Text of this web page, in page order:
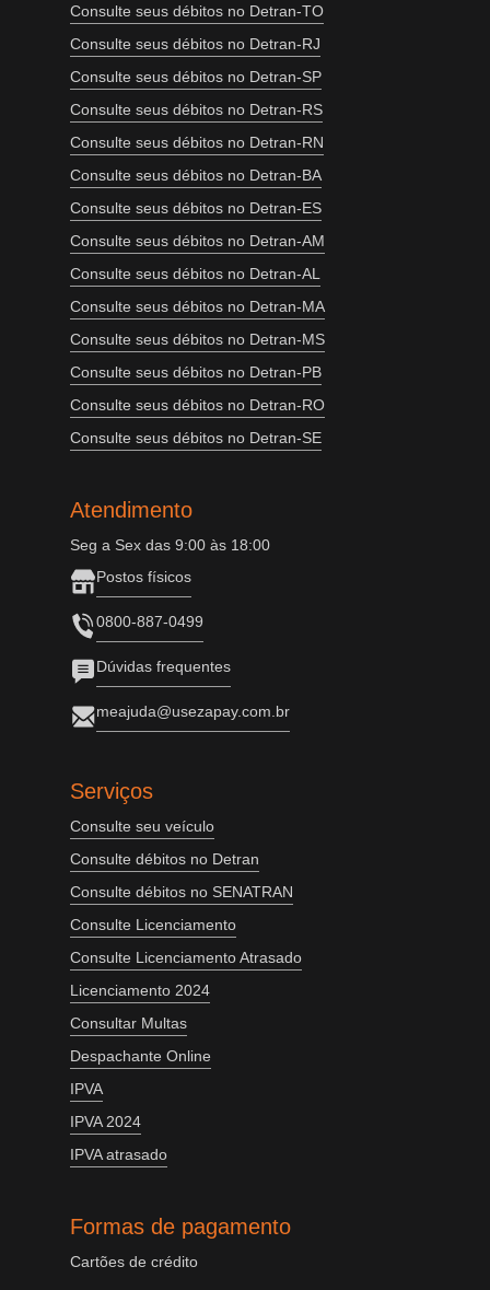
Consulte seus débitos no Detran-TO
Consulte seus débitos no Detran-RJ
Consulte seus débitos no Detran-SP
Consulte seus débitos no Detran-RS
Consulte seus débitos no Detran-RN
Consulte seus débitos no Detran-BA
Consulte seus débitos no Detran-ES
Consulte seus débitos no Detran-AM
Consulte seus débitos no Detran-AL
Consulte seus débitos no Detran-MA
Consulte seus débitos no Detran-MS
Consulte seus débitos no Detran-PB
Consulte seus débitos no Detran-RO
Consulte seus débitos no Detran-SE
Atendimento
Seg a Sex das 9:00 às 18:00
Postos físicos
0800-887-0499
Dúvidas frequentes
meajuda@usezapay.com.br
Serviços
Consulte seu veículo
Consulte débitos no Detran
Consulte débitos no SENATRAN
Consulte Licenciamento
Consulte Licenciamento Atrasado
Licenciamento 2024
Consultar Multas
Despachante Online
IPVA
IPVA 2024
IPVA atrasado
Formas de pagamento
Cartões de crédito